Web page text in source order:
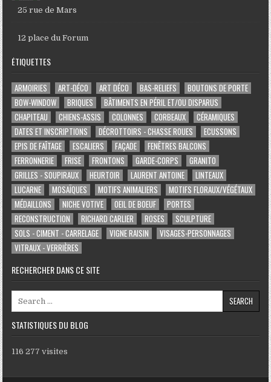
25 rue de Mars
12 place du Forum
ÉTIQUETTES
ARMOIRIES ART-DÉCO ART DÉCO BAS-RELIEFS
BOUTONS DE PORTE
BOW-WINDOW
BRIQUES
BÂTIMENTS EN PÉRIL ET/OU DISPARUS
CHAPITEAU
CHIENS-ASSIS COLONNES CORBEAUX
CÉRAMIQUES
DATES ET INSCRIPTIONS
DÉCROTTOIRS - CHASSE ROUES
ECUSSONS
EPIS DE FAÎTAGE
ESCALIERS FAÇADE
FENÊTRES BALCONS
FERRONNERIE
FRISE FRONTONS GARDE-CORPS
GRANITO
GRILLES - SOUPIRAUX
HEURTOIR LAURENT ANTOINE
LINTEAUX
LUCARNE
MOSAÏQUES MOTIFS ANIMALIERS
MOTIFS FLORAUX/VÉGÉTAUX
MÉDAILLONS
NICHE VOTIVE OEIL DE BOEUF
PORTES
RECONSTRUCTION
RICHARD CARLIER ROSES
SCULPTURE
SOLS - CIMENT - CARRELAGE
VIGNE RAISIN
VISAGES-PERSONNAGES
VITRAUX - VERRIÈRES
RECHERCHER DANS CE SITE
Search for:
STATISTIQUES DU BLOG
116 277 visites